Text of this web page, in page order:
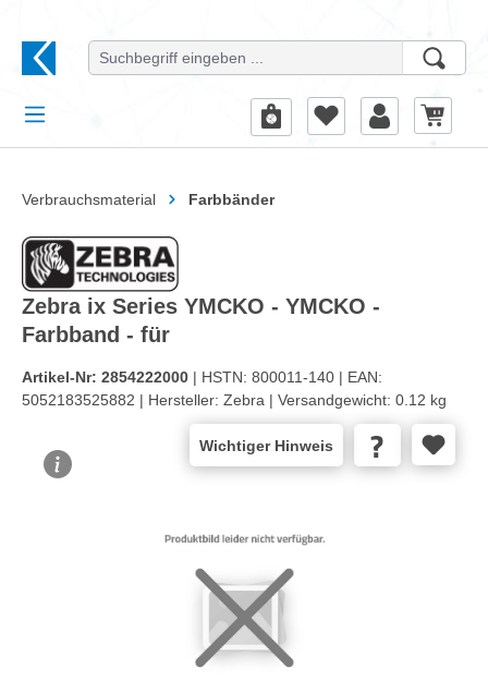
Verbrauchsmaterial Farbbänder
Zebra ix Series YMCKO - YMCKO -
Farbband - für
Artikel-Nr: 2854222000 | HSTN: 800011-140 | EAN:
5052183525882 | Hersteller: Zebra | Versandgewicht: 0.12 kg
Wichtiger Hinweis